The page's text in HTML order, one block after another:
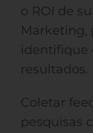
o ROI de
Marketing,
identifique
resultados.
Coletar
pesquisas